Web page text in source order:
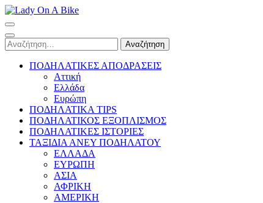
Skip
to
content
(Press
Enter)
Αναζήτηση
για:
ΠΟΔΗΛΑΤΙΚΕΣ ΑΠΟΔΡΑΣΕΙΣ
Αττική
Ελλάδα
Ευρώπη
ΠΟΔΗΛΑΤΙΚΑ TIPS
ΠΟΔΗΛΑΤΙΚΟΣ ΕΞΟΠΛΙΣΜΟΣ
ΠΟΔΗΛΑΤΙΚΕΣ ΙΣΤΟΡΙΕΣ
ΤΑΞΙΔΙΑ ΑΝΕΥ ΠΟΔΗΛΑΤΟΥ
ΕΛΛΑΔΑ
ΕΥΡΩΠΗ
ΑΣΙΑ
ΑΦΡΙΚΗ
ΑΜΕΡΙΚΗ